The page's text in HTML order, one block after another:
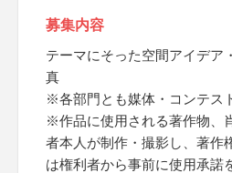
募集内容
テーマにそった空間アイデア
真
※各部門とも媒体・コンテス
※作品に使用される著作物、
者本人が制作・撮影し、著作
は権利者から事前に使用承諾